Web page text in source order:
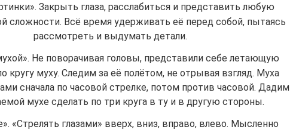
Закрыть глаза, расслабиться и представить любую
сложности. Всё время удерживать её перед собой, пытаясь
рассмотреть и выдумать детали.
Не поворачивая головы, представили себе летающую
кругу муху. Следим за её полётом, не отрывая взгляд. Муха
сначала по часовой стрелке, потом против часовой. Дадим
мухе сделать по три круга в ту и в другую стороны.
«Стрелять глазами» вверх, вниз, вправо, влево. Мысленно